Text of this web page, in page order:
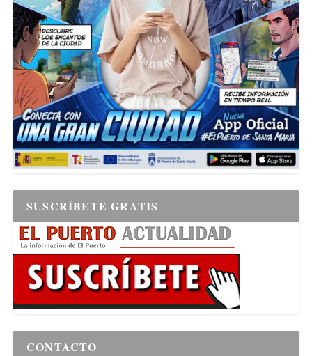
SUSCRÍBETE GRATIS
CONTACTO